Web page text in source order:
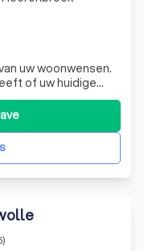
uw woonwensen.
of uw huidige
u klaar met
team,
heeft een